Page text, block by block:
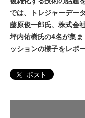
では、トレジャーデー
藤原俊一郎氏、株式会
坪内佑樹氏の4名が集
ッションの様子をレポ
ポスト